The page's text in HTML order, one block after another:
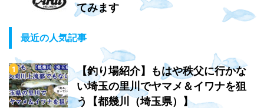
てみます
最近の人気記事
【釣り場紹介】もはや秩父に行かな
い埼玉の里川でヤマメ＆イワナを狙
う【都幾川（埼玉県）】